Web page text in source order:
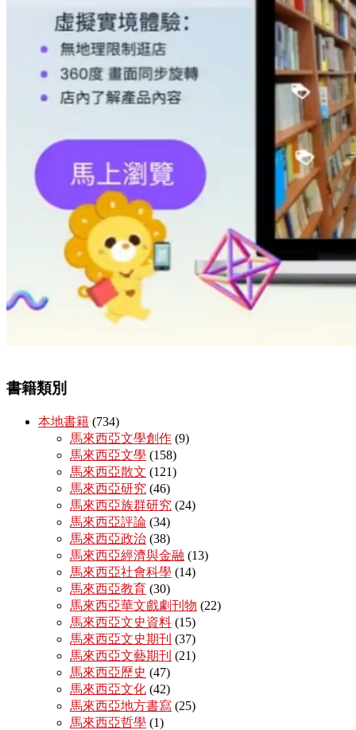
書籍類別
本地書籍 (734)
馬來西亞文學創作 (9)
馬來西亞文學 (158)
馬來西亞散文 (121)
馬來西亞研究 (46)
馬來西亞族群研究 (24)
馬來西亞評論 (34)
馬來西亞政治 (38)
馬來西亞經濟與金融 (13)
馬來西亞社會科學 (14)
馬來西亞教育 (30)
馬來西亞華文戲劇刊物 (22)
馬來西亞文史資料 (15)
馬來西亞文史期刊 (37)
馬來西亞文藝期刊 (21)
馬來西亞歷史 (47)
馬來西亞文化 (42)
馬來西亞地方書寫 (25)
馬來西亞哲學 (1)